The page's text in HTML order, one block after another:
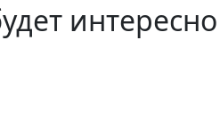
интересно